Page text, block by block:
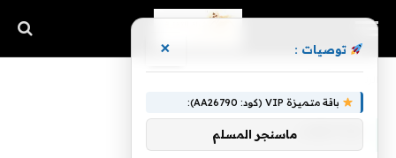
توصيات : ×
باقة متميزة VIP (كود: AA26790):
ماسنجر المسلم